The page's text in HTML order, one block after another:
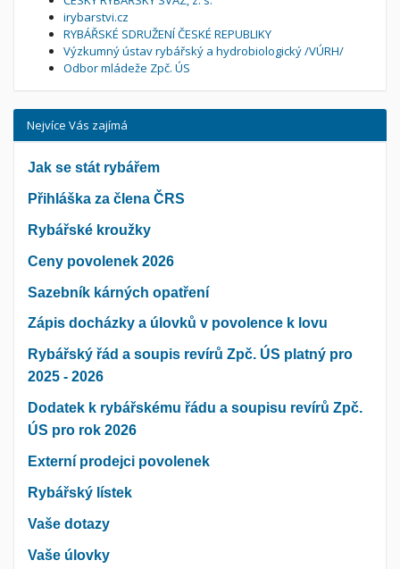
irybarstvi.cz
RYBÁŘSKÉ SDRUŽENÍ ČESKÉ REPUBLIKY
Výzkumný ústav rybářský a hydrobiologický /VÚRH/
Odbor mládeže Zpč. ÚS
Nejvíce Vás zajímá
Jak se stát rybářem
Přihláška za člena ČRS
Rybářské kroužky
Ceny povolenek 2026
Sazebník kárných opatření
Zápis docházky a úlovků v povolence k lovu
Rybářský řád a soupis revírů Zpč. ÚS platný pro
2025 - 2026
Dodatek k rybářskému řádu a soupisu revírů Zpč.
ÚS pro rok 2026
Externí prodejci povolenek
Rybářský lístek
Vaše dotazy
Vaše úlovky